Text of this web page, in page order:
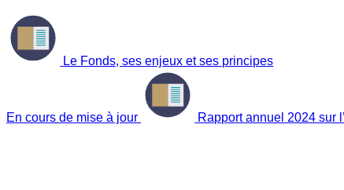
Le Fonds, ses enjeux et ses principes
En cours de mise à jour Rapport annuel 2024 sur